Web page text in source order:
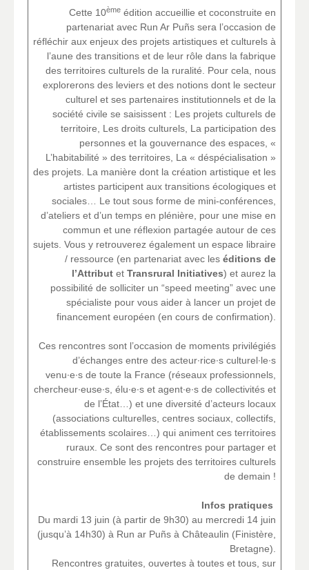
Cette 10ème édition accueillie et coconstruite en
partenariat avec Run Ar Puñs sera l’occasion de
réfléchir aux enjeux des projets artistiques et culturels à
l’aune des transitions et de leur rôle dans la fabrique
des territoires culturels de la ruralité. Pour cela, nous
explorerons des leviers et des notions dont le secteur
culturel et ses partenaires institutionnels et de la
société civile se saisissent : Les projets culturels de
territoire, Les droits culturels, La participation des
personnes et la gouvernance des espaces, «
L’habitabilité » des territoires, La « déspécialisation »
des projets. La manière dont la création artistique et les
artistes participent aux transitions écologiques et
sociales… Le tout sous forme de mini-conférences,
d’ateliers et d’un temps en plénière, pour une mise en
commun et une réflexion partagée autour de ces
sujets. Vous y retrouverez également un espace libraire
/ ressource (en partenariat avec les éditions de
l’Attribut et Transrural Initiatives) et aurez la
possibilité de solliciter un “speed meeting” avec une
spécialiste pour vous aider à lancer un projet de
financement européen (en cours de confirmation).
Ces rencontres sont l’occasion de moments privilégiés
d’échanges entre des acteur∙rice∙s culturel∙le∙s
venu∙e∙s de toute la France (réseaux professionnels,
chercheur∙euse∙s, élu∙e∙s et agent∙e∙s de collectivités et
de l’État…) et une diversité d’acteurs locaux
(associations culturelles, centres sociaux, collectifs,
établissements scolaires…) qui animent ces territoires
ruraux. Ce sont des rencontres pour partager et
construire ensemble les projets des territoires culturels
de demain !
Infos pratiques
Du mardi 13 juin (à partir de 9h30) au mercredi 14 juin
(jusqu’à 14h30) à Run ar Puñs à Châteaulin (Finistère,
Bretagne).
Rencontres gratuites, ouvertes à toutes et tous, sur